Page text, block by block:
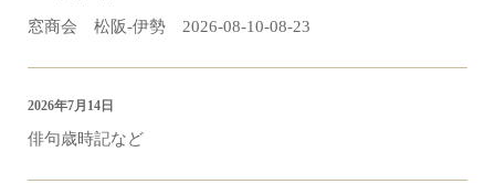
窓商会 松阪-伊勢 2026-08-10-08-23
俳句歳時記など
2026年7月14日